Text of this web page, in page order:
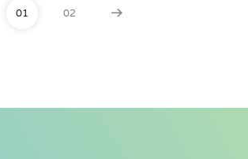
01 02